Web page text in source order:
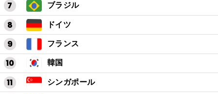
ブラジル
ドイツ
フランス
韓国
シンガポール